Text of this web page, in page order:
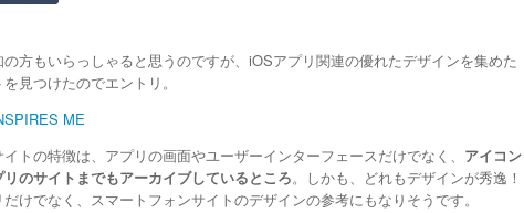
の方もいらっしゃると思うのですが、iOSアプリ関連の優れたデザインを集めた
見つけたのでエントリ。
ME
イトの特徴は、アプリの画面やユーザーインターフェースだけでなく、 アイコン
リのサイトまでもアーカイブしているところ。しかも、どれもデザインが秀逸！
だけでなく、スマートフォンサイトのデザインの参考にもなりそうです。